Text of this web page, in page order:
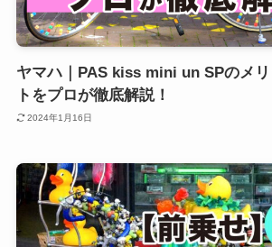
ヤマハ｜PAS kiss mini un SPのメ
トをプロが徹底解説！
2024年1月16日